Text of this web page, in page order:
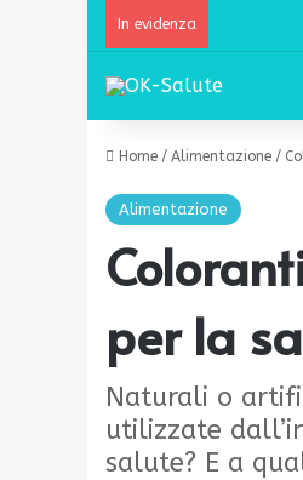
In evidenza
Home / Alimentazione /
Alimentazione
per la
Naturali o
utilizzate
salute? E a